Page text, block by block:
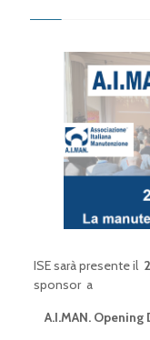
ISE sarà presente il
sponsor a
A.I.MAN. Opening